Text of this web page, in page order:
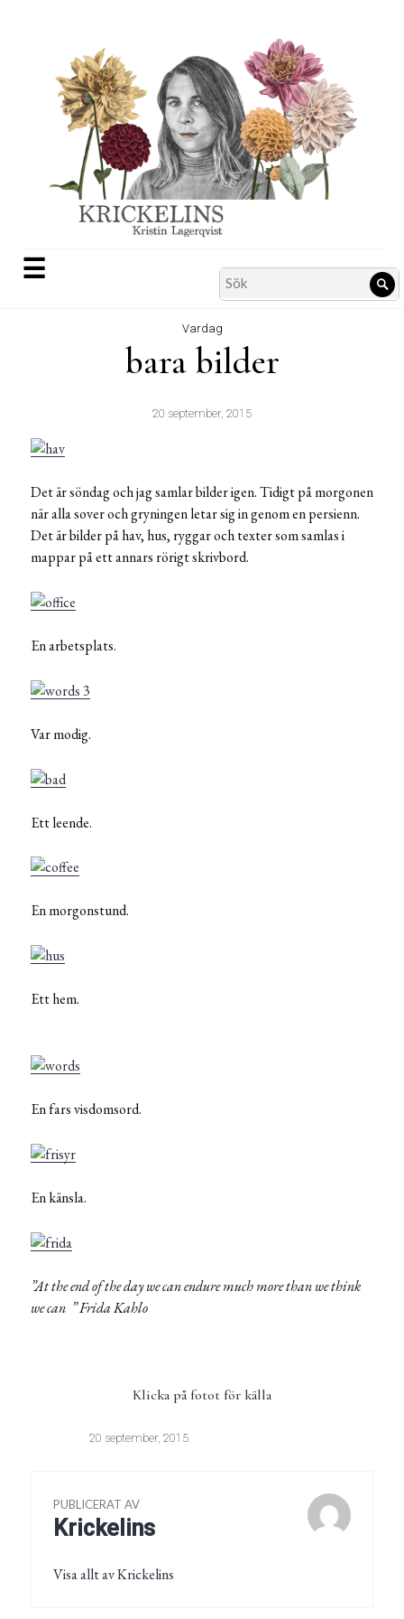
☰
Search
for:
Vardag
bara bilder
20 september, 2015
Det är söndag och jag samlar bilder igen. Tidigt på morgonen
när alla sover och gryningen letar sig in genom en persienn.
Det är bilder på hav, hus, ryggar och texter som samlas i
mappar på ett annars rörigt skrivbord.
En arbetsplats.
Var modig.
Ett leende.
En morgonstund.
Ett hem.
En fars visdomsord.
En känsla.
”At the end of the day we can endure much more than we think
we can ” Frida Kahlo
Klicka på fotot för källa
20 september, 2015
PUBLICERAT AV
Krickelins
Visa allt av Krickelins